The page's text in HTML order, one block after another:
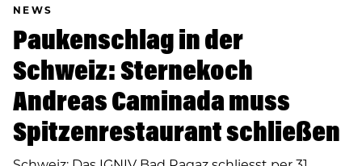
NEWS
Paukenschlag in der
Schweiz: Sternekoch
Andreas Caminada muss
Spitzenrestaurant schließen